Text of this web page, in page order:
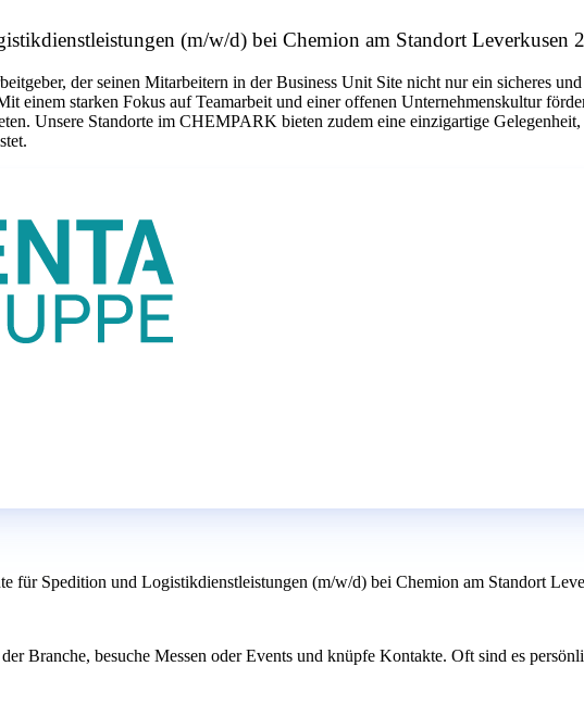
(m/w/d) bei Chemion am Standort Leverkusen
der seinen Mitarbeitern in der Business Unit Site nicht nur ein sicheres
einem starken Fokus auf Teamarbeit und einer offenen Unternehmenskultur
Unsere Standorte im CHEMPARK bieten zudem eine einzigartige
für Spedition und Logistikdienstleistungen (m/w/d) bei Chemion am Standort
Branche, besuche Messen oder Events und knüpfe Kontakte. Oft sind es